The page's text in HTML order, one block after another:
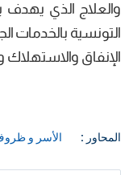
والعلاج الذي يهدف
التونسية بالخدمات
الإنفاق والاستهلاك
المحاور : الأسر و